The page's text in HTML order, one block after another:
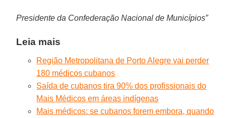
Presidente da Confederação Nacional de Municípios”
Leia mais
Região Metropolitana de Porto Alegre vai perder
180 médicos cubanos
Saída de cubanos tira 90% dos profissionais do
Mais Médicos em áreas indígenas
Mais médicos: se cubanos forem embora, quando